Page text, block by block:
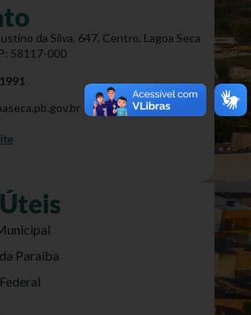
da Silva, 647, Centro, Lagoa Seca
58117-000
Paraíba